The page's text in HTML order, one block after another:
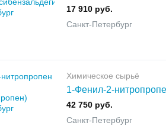
17 910 руб.
Санкт-Петербург
Химическое сырьё
1-Фенил-2-
42 750 руб.
Санкт-Петербург